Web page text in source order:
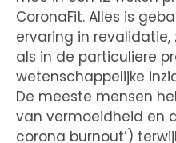
CoronaFit. Alles is
ervaring in revalidatie,
als in de particuliere
wetenschappelijke
De meeste mensen
van vermoeidheid en
corona burnout’)